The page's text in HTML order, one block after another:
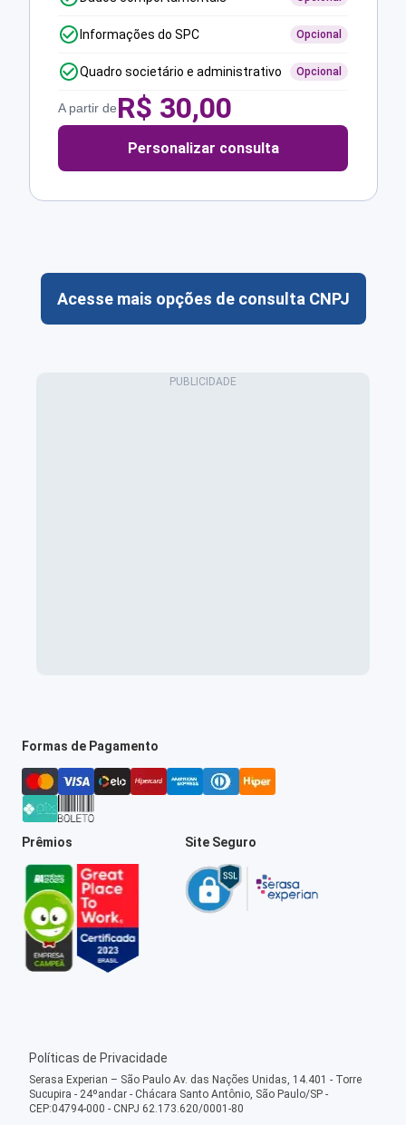
Informações do SPC Opcional
Quadro societário e administrativo Opcional
A partir deR$ 30,00
Personalizar consulta
Acesse mais opções de consulta CNPJ
Formas de Pagamento
Prêmios Site Seguro
Políticas de Privacidade
Serasa Experian – São Paulo Av. das Nações Unidas, 14.401 - Torre
Sucupira - 24ºandar - Chácara Santo Antônio, São Paulo/SP -
CEP:04794-000 - CNPJ 62.173.620/0001-80